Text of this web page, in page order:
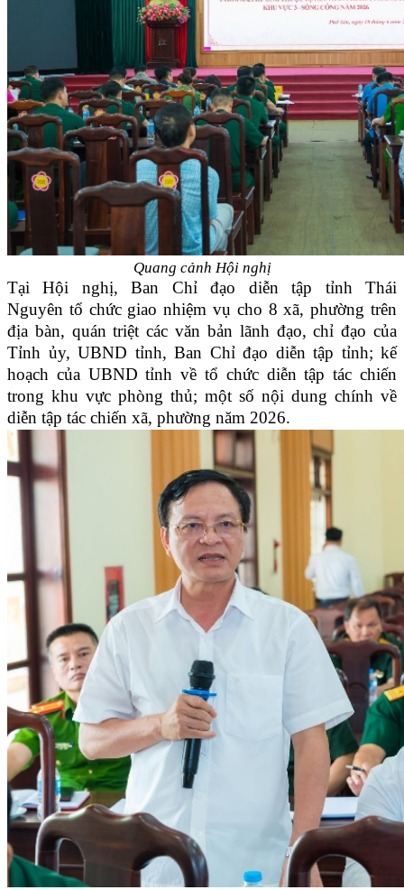
Quang cảnh Hội nghị
Tại Hội nghị, Ban Chỉ đạo diễn tập tỉnh Thái
Nguyên tổ chức giao nhiệm vụ cho 8 xã, phường trên
địa bàn, quán triệt các văn bản lãnh đạo, chỉ đạo của
Tỉnh ủy, UBND tỉnh, Ban Chỉ đạo diễn tập tỉnh; kế
hoạch của UBND tỉnh về tổ chức diễn tập tác chiến
trong khu vực phòng thủ; một số nội dung chính về
diễn tập tác chiến xã, phường năm 2026.